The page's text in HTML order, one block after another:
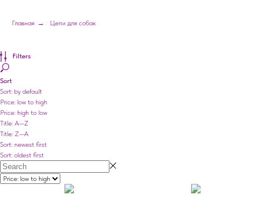
Главная → Цепи для собак
Filters
Sort
Sort: by default
Price: low to high
Price: high to low
Title: A—Z
Title: Z—A
Sort: newest first
Sort: oldest first